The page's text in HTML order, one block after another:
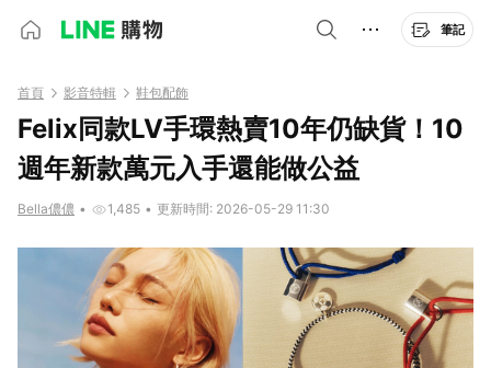
筆記
首頁 影音特輯 鞋包配飾
Felix同款LV手環熱賣10年仍缺貨！10
週年新款萬元入手還能做公益
Bella儂儂 • 1,485 • 更新時間: 2026-05-29 11:30